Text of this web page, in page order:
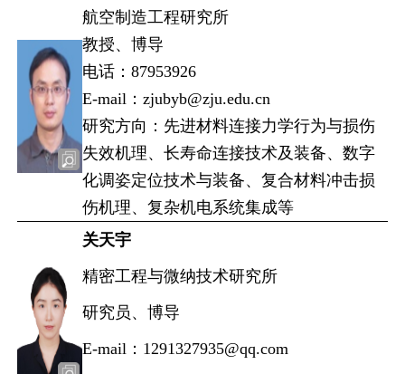
航空制造工程研究所
教授、博导
电话：87953926
E-mail：zjubyb@zju.edu.cn
研究方向：先进材料连接力学行为与损伤
失效机理、长寿命连接技术及装备、数字
化调姿定位技术与装备、复合材料冲击损
伤机理、复杂机电系统集成等
关天宇
精密工程与微纳技术研究所
研究员、博导
E-mail：1291327935@qq.com